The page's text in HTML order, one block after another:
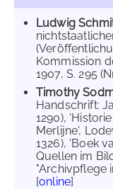
Ludwig
Kommission
1907, S. 295
Timothy
Handschrift:
1290),
Merlijne',
1326), 'Boek
Quellen im
"Archivpflege
[online]